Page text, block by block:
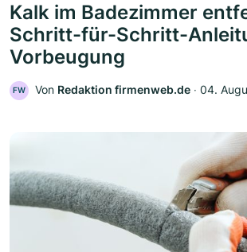
Kalk im Badezimmer
Schritt-für-Schritt-
Vorbeugung
FW Von Redaktion firmenweb.de ‧ 04.